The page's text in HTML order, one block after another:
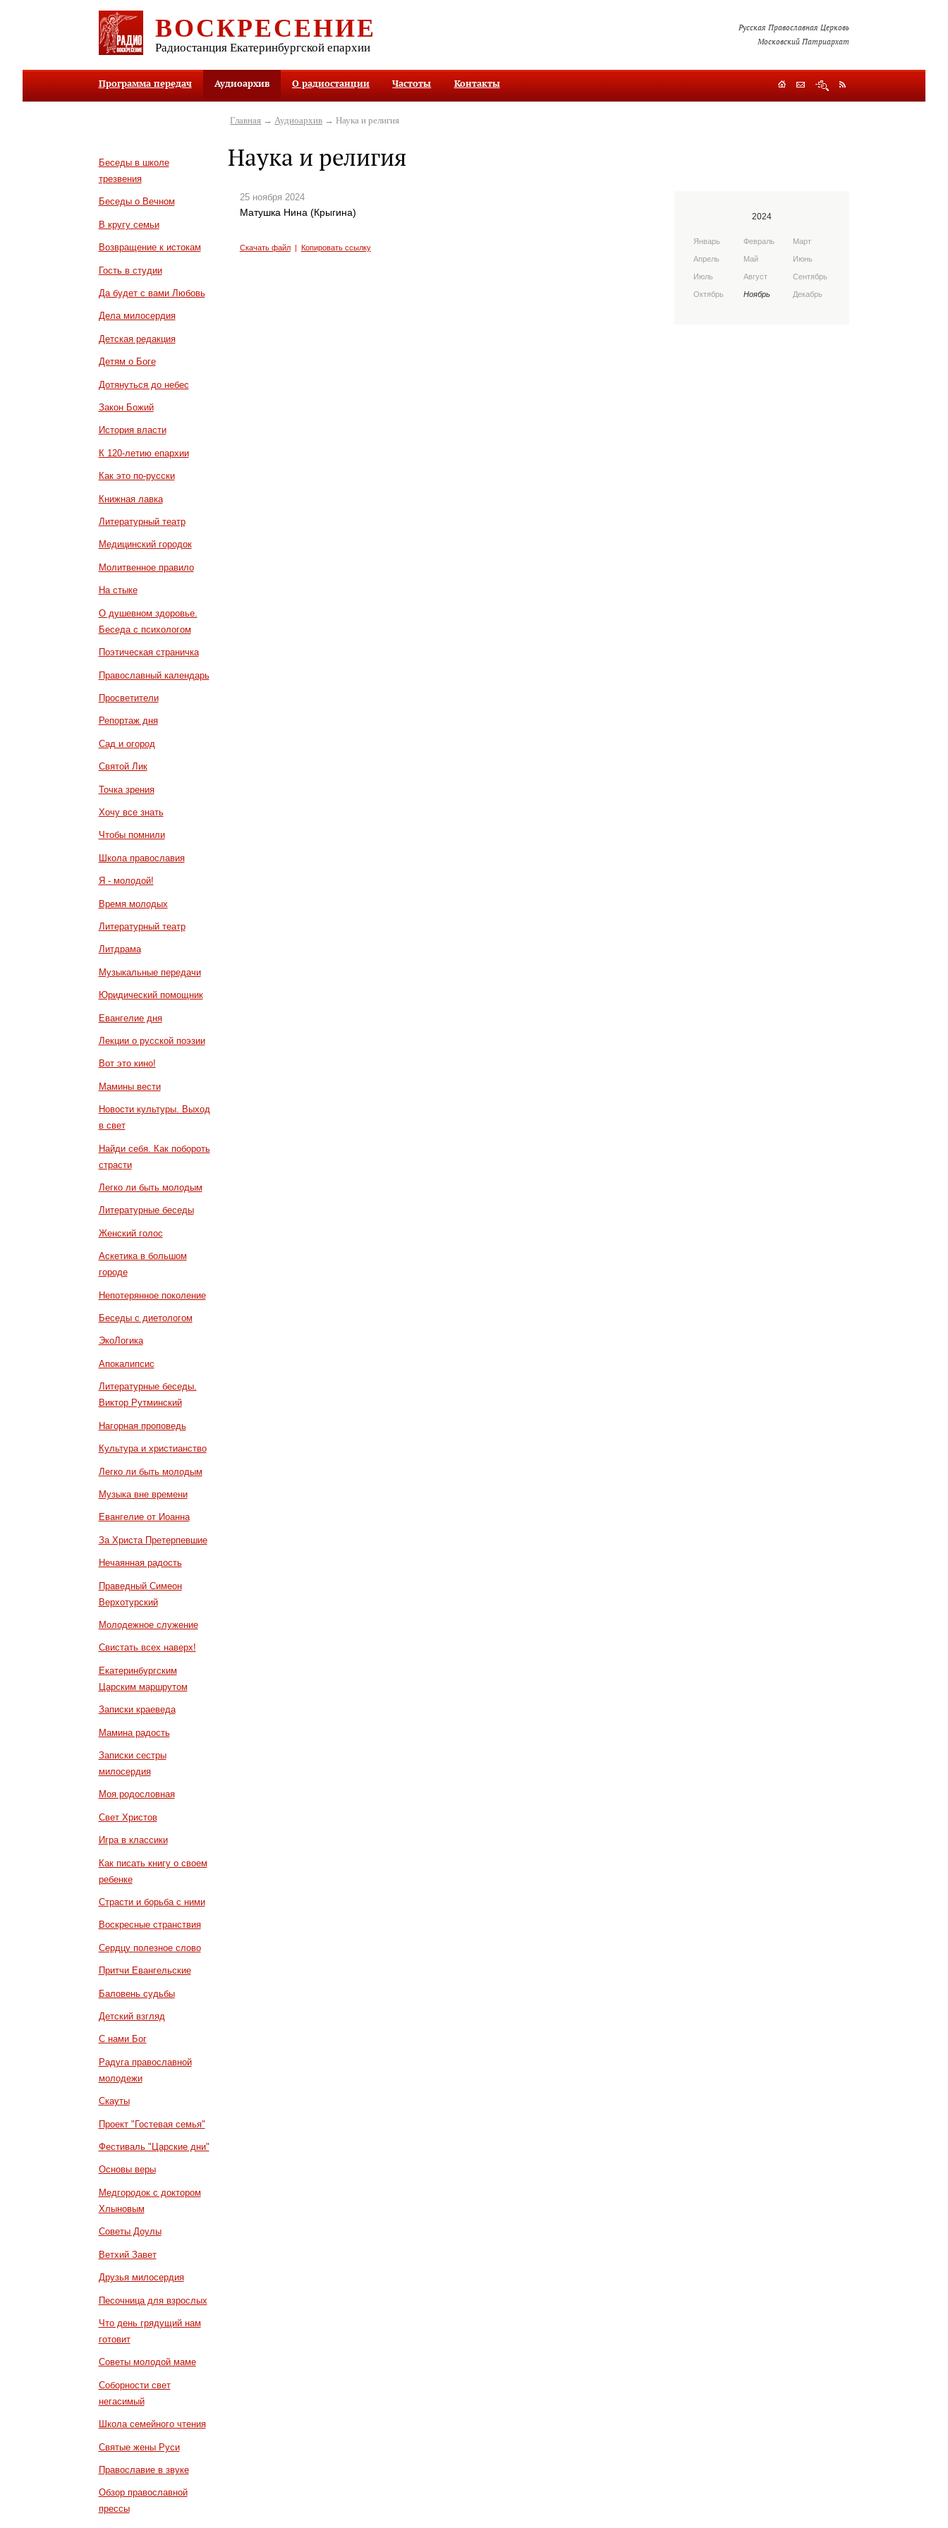
ВОСКРЕСЕНИЕ
Радиостанция Екатеринбургской епархии
Русская Православная Церковь
Московский Патриархат
Программа передач Аудиоархив О радиостанции Частоты Контакты
Беседы в школе
трезвения
Беседы о Вечном
В кругу семьи
Возвращение к истокам
Гость в студии
Да будет с вами Любовь
Дела милосердия
Детская редакция
Детям о Боге
Дотянуться до небес
Закон Божий
История власти
К 120-летию епархии
Как это по-русски
Книжная лавка
Литературный театр
Медицинский городок
Молитвенное правило
На стыке
О душевном здоровье.
Беседа с психологом
Поэтическая страничка
Православный календарь
Просветители
Репортаж дня
Сад и огород
Святой Лик
Точка зрения
Хочу все знать
Чтобы помнили
Школа православия
Я - молодой!
Время молодых
Литературный театр
Литдрама
Музыкальные передачи
Юридический помощник
Евангелие дня
Лекции о русской поэзии
Вот это кино!
Мамины вести
Новости культуры. Выход
в свет
Найди себя. Как побороть
страсти
Легко ли быть молодым
Литературные беседы
Женский голос
Аскетика в большом
городе
Непотерянное поколение
Беседы с диетологом
ЭкоЛогика
Апокалипсис
Литературные беседы.
Виктор Рутминский
Нагорная проповедь
Культура и христианство
Легко ли быть молодым
Музыка вне времени
Евангелие от Иоанна
За Христа Претерпевшие
Нечаянная радость
Праведный Симеон
Верхотурский
Молодежное служение
Свистать всех наверх!
Екатеринбургским
Царским маршрутом
Записки краеведа
Мамина радость
Записки сестры
милосердия
Моя родословная
Свет Христов
Игра в классики
Как писать книгу о своем
ребенке
Страсти и борьба с ними
Воскресные странствия
Сердцу полезное слово
Притчи Евангельские
Баловень судьбы
Детский взгляд
С нами Бог
Радуга православной
молодежи
Скауты
Проект "Гостевая семья"
Фестиваль "Царские дни"
Основы веры
Медгородок с доктором
Хлыновым
Советы Доулы
Ветхий Завет
Друзья милосердия
Песочница для взрослых
Что день грядущий нам
готовит
Советы молодой маме
Соборности свет
негасимый
Школа семейного чтения
Святые жены Руси
Православие в звуке
Обзор православной
прессы
Главная → Аудиоархив → Наука и религия
Наука и религия
25 ноября 2024
Матушка Нина (Крыгина)
Скачать файл| Копировать ссылку
2024
Январь Февраль Март
Апрель Май Июнь
Июль Август Сентябрь
Октябрь Ноябрь Декабрь